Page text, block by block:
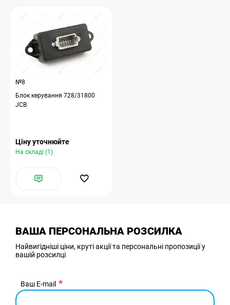
№8
Блок керування 728/31800
JCB
Ціну уточнюйте
На складі (1)
ВАША ПЕРСОНАЛЬНА РОЗСИЛКА
Найвигідніші ціни, круті акції та персональні пропозиції у
вашій розсилці
Ваш E-mail